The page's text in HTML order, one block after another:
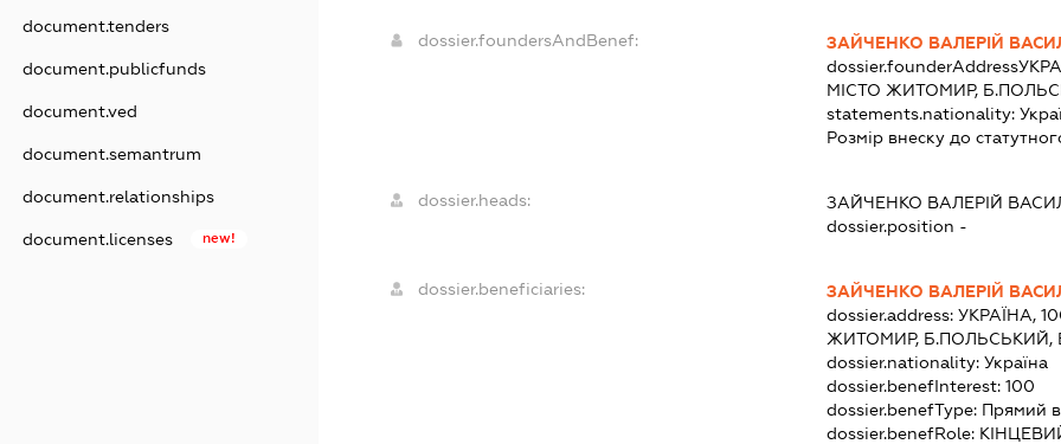
document.tenders
document.publicfunds
document.ved
document.semantrum
document.relationships
document.licenses new!
dossier.foundersAndBenef:
ЗАЙЧЕНКО ВАЛЕРІЙ
dossier.founderAddress
МІСТО ЖИТОМИР,
statements.nationality:
Розмір внеску до
dossier.heads: ЗАЙЧЕНКО ВАЛЕРІЙ
dossier.position -
dossier.beneficiaries:
ЗАЙЧЕНКО ВАЛЕРІЙ
dossier.address: УКРАЇНА,
ЖИТОМИР, Б.ПОЛЬСЬКИЙ,
dossier.nationality: Україна
dossier.benefInterest: 100
dossier.benefType: Прямий
dossier.benefRole: